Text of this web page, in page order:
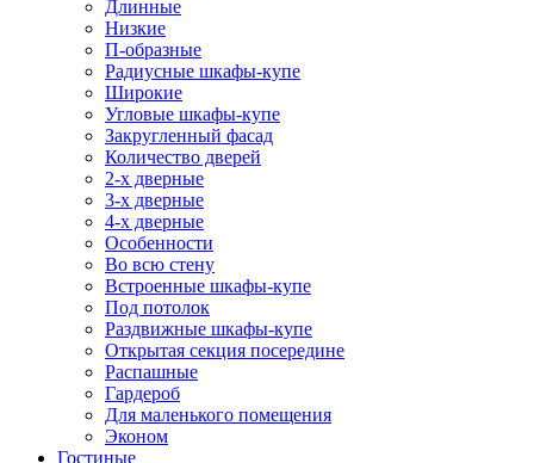
Длинные
Низкие
П-образные
Радиусные шкафы-купе
Широкие
Угловые шкафы-купе
Закругленный фасад
Количество дверей
2-х дверные
3-х дверные
4-х дверные
Особенности
Во всю стену
Встроенные шкафы-купе
Под потолок
Раздвижные шкафы-купе
Открытая секция посередине
Распашные
Гардероб
Для маленького помещения
Эконом
Гостиные